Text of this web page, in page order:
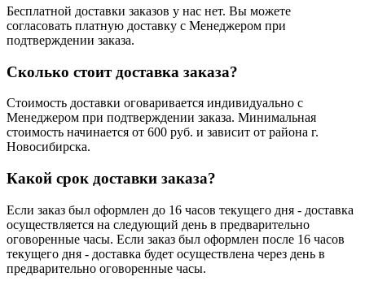
Бесплатной доставки заказов у нас нет. Вы можете
согласовать платную доставку с Менеджером при
подтверждении заказа.
Сколько стоит доставка заказа?
Стоимость доставки оговаривается индивидуально с
Менеджером при подтверждении заказа. Минимальная
стоимость начинается от 600 руб. и зависит от района г.
Новосибирска.
Какой срок доставки заказа?
Если заказ был оформлен до 16 часов текущего дня - доставка
осуществляется на следующий день в предварительно
оговоренные часы. Если заказ был оформлен после 16 часов
текущего дня - доставка будет осуществлена через день в
предварительно оговоренные часы.